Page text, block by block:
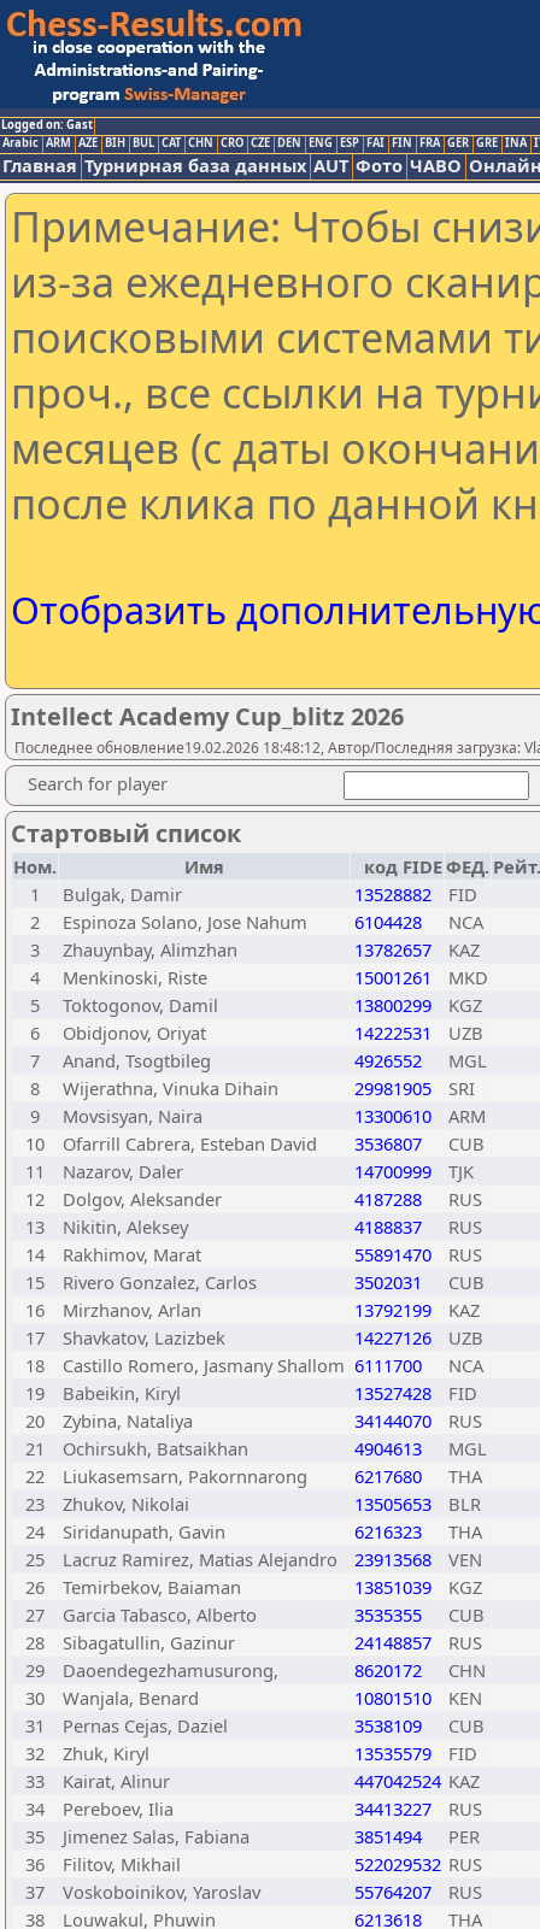
Logged on: Gast
Arabic ARM AZE BIH BUL CAT CHN CRO CZE DEN ENG ESP FAI FIN FRA GER GRE INA
Главная Турнирная база данных AUT Фото ЧАВО
Примечание: Чтобы
из-за ежедневного
поисковыми системами
проч., все ссылки на
месяцев (с даты
после клика по данной
Отобразить
Intellect Academy Cup_blitz 2026
Последнее обновление19.02.2026 18:48:12, Автор/Последняя загрузка:
Search for player
Стартовый список
Ном. Имя код FIDEФЕД.
1
Bulgak, Damir 13528882
FID
2
Espinoza Solano, Jose Nahum 6104428
NCA
3
Zhauynbay, Alimzhan 13782657
KAZ
4
Menkinoski, Riste 15001261
MKD
5
Toktogonov, Damil 13800299
KGZ
6
Obidjonov, Oriyat 14222531
UZB
7
Anand, Tsogtbileg 4926552
MGL
8
Wijerathna, Vinuka Dihain 29981905
SRI
9
Movsisyan, Naira 13300610
ARM
10
Ofarrill Cabrera, Esteban David 3536807
CUB
11
Nazarov, Daler 14700999
TJK
12
Dolgov, Aleksander 4187288
RUS
13
Nikitin, Aleksey 4188837
RUS
14
Rakhimov, Marat 55891470
RUS
15
Rivero Gonzalez, Carlos 3502031
CUB
16
Mirzhanov, Arlan 13792199
KAZ
17
Shavkatov, Lazizbek 14227126
UZB
18
Castillo Romero, Jasmany Shallom 6111700
NCA
19
Babeikin, Kiryl 13527428
FID
20
Zybina, Nataliya 34144070
RUS
21
Ochirsukh, Batsaikhan 4904613
MGL
22
Liukasemsarn, Pakornnarong 6217680
THA
23
Zhukov, Nikolai 13505653
BLR
24
Siridanupath, Gavin 6216323
THA
25
Lacruz Ramirez, Matias Alejandro 23913568
VEN
26
Temirbekov, Baiaman 13851039
KGZ
27
Garcia Tabasco, Alberto 3535355
CUB
28
Sibagatullin, Gazinur 24148857
RUS
29
Daoendegezhamusurong, 8620172
CHN
30
Wanjala, Benard 10801510
KEN
31
Pernas Cejas, Daziel 3538109
CUB
32
Zhuk, Kiryl 13535579
FID
33
Kairat, Alinur 447042524 KAZ
34
Pereboev, Ilia 34413227
RUS
35
Jimenez Salas, Fabiana 3851494
PER
36
Filitov, Mikhail 522029532 RUS
37
Voskoboinikov, Yaroslav 55764207
RUS
38
Louwakul, Phuwin 6213618
THA